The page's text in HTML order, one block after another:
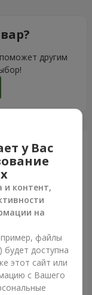
другим
у Вас
и контент,
на
файлы
доступна
этот сайт или
с Вашего